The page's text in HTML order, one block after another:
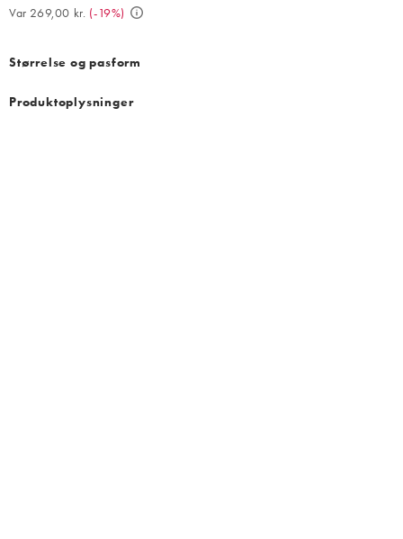
Var 269,00 kr. (-19%)
Størrelse og pasform
Produktoplysninger